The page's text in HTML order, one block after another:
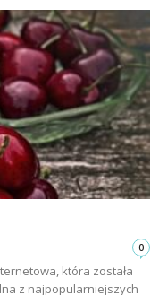
0
która została
z najpopularniejszych